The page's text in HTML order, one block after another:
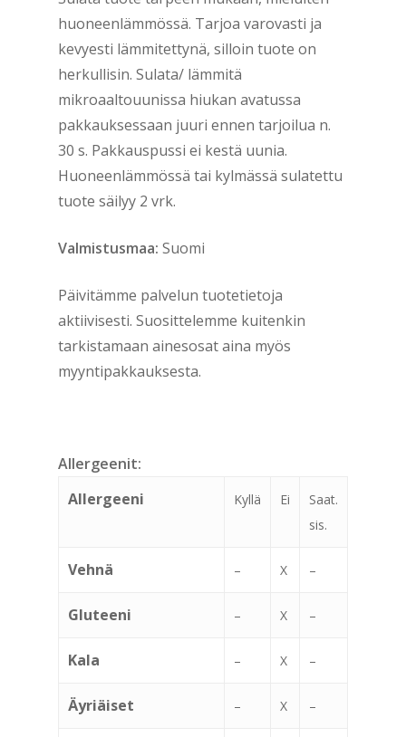
huoneenlämmössä. Tarjoa varovasti ja
kevyesti lämmitettynä, silloin tuote on
herkullisin. Sulata/ lämmitä
mikroaaltouunissa hiukan avatussa
pakkauksessaan juuri ennen tarjoilua n.
30 s. Pakkauspussi ei kestä uunia.
Huoneenlämmössä tai kylmässä sulatettu
tuote säilyy 2 vrk.
Valmistusmaa: Suomi
Päivitämme palvelun tuotetietoja
aktiivisesti. Suosittelemme kuitenkin
tarkistamaan ainesosat aina myös
myyntipakkauksesta.
Allergeenit:
Allergeeni
Kyllä Ei
Saat.
sis.
Vehnä – X –
Gluteeni – X –
Kala – X –
Äyriäiset – X –